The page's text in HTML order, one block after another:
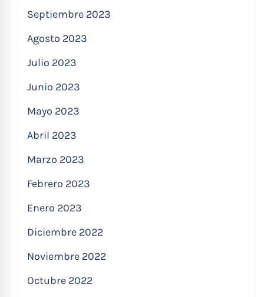
Septiembre 2023
Agosto 2023
Julio 2023
Junio 2023
Mayo 2023
Abril 2023
Marzo 2023
Febrero 2023
Enero 2023
Diciembre 2022
Noviembre 2022
Octubre 2022